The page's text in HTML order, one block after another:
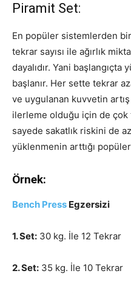
Piramit Set:
En popüler sistemlerden
tekrar sayısı ile ağırlık
dayalıdır. Yani başlangıçta
başlanır. Her sette tekrar
ve uygulanan kuvvetin
ilerleme olduğu için de
sayede sakatlık riskini de
yüklenmenin arttığı
Örnek:
Bench Press Egzersizi
1. Set: 30 kg. İle 12 Tekrar
2. Set: 35 kg. İle 10 Tekrar